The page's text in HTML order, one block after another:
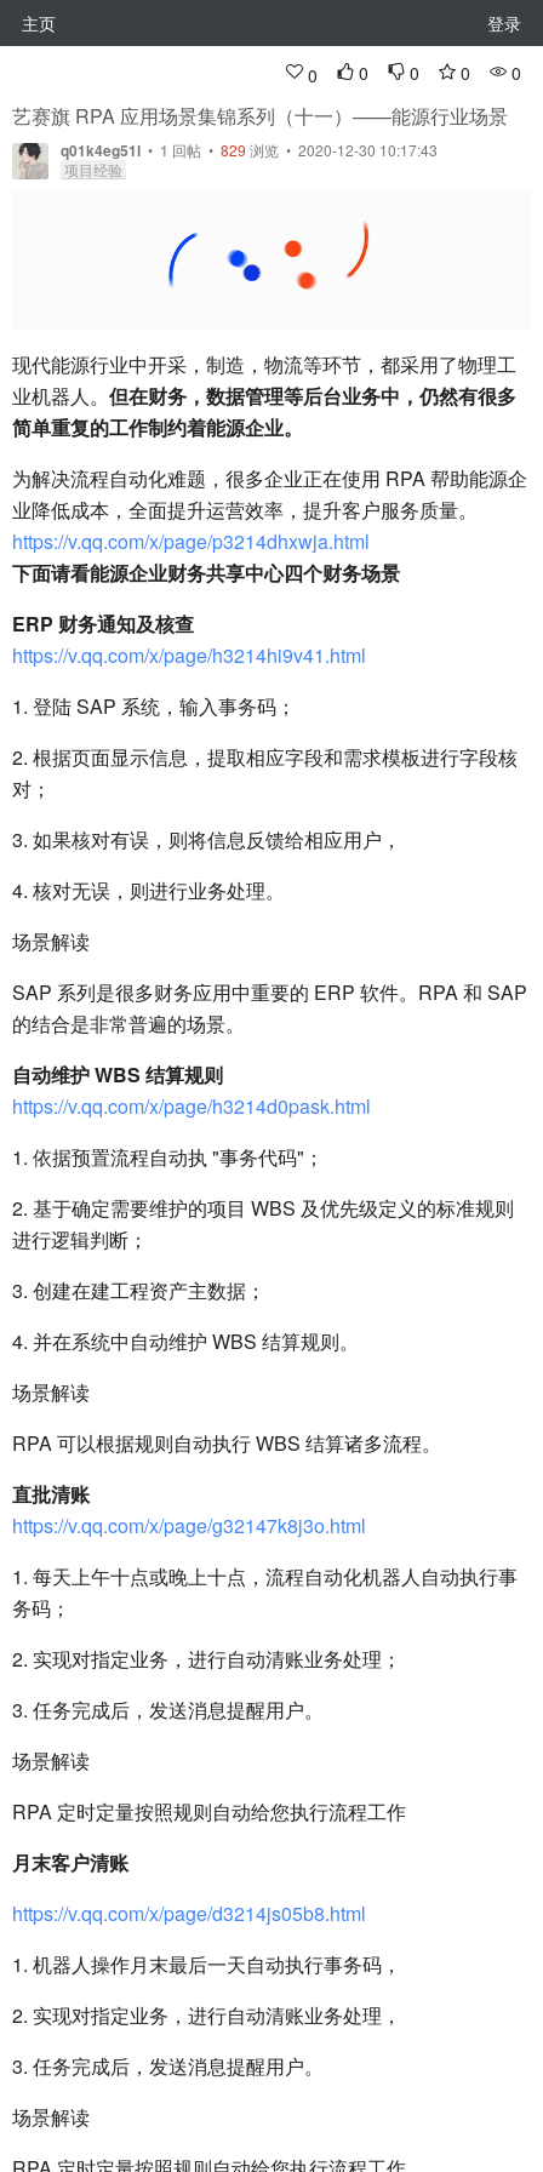
主页 登录
0 0 0 0 0
艺赛旗 RPA 应用场景集锦系列（十一）——能源行业场景
q01k4eg51l • 1 回帖 • 829 浏览 • 2020-12-30 10:17:43
项目经验
现代能源行业中开采，制造，物流等环节，都采用了物理工
业机器人。 但在财务，数据管理等后台业务中，仍然有很多
简单重复的工作制约着能源企业。
为解决流程自动化难题，很多企业正在使用 RPA 帮助能源企
业降低成本，全面提升运营效率，提升客户服务质量。
https://v.qq.com/x/page/p3214dhxwja.html
下面请看能源企业财务共享中心四个财务场景
ERP 财务通知及核查
https://v.qq.com/x/page/h3214hi9v41.html
1. 登陆 SAP 系统，输入事务码；
2. 根据页面显示信息，提取相应字段和需求模板进行字段核
对；
3. 如果核对有误，则将信息反馈给相应用户，
4. 核对无误，则进行业务处理。
场景解读
SAP 系列是很多财务应用中重要的 ERP 软件。RPA 和 SAP
的结合是非常普遍的场景。
自动维护 WBS 结算规则
https://v.qq.com/x/page/h3214d0pask.html
1. 依据预置流程自动执 "事务代码"；
2. 基于确定需要维护的项目 WBS 及优先级定义的标准规则
进行逻辑判断；
3. 创建在建工程资产主数据；
4. 并在系统中自动维护 WBS 结算规则。
场景解读
RPA 可以根据规则自动执行 WBS 结算诸多流程。
直批清账
https://v.qq.com/x/page/g32147k8j3o.html
1. 每天上午十点或晚上十点，流程自动化机器人自动执行事
务码；
2. 实现对指定业务，进行自动清账业务处理；
3. 任务完成后，发送消息提醒用户。
场景解读
RPA 定时定量按照规则自动给您执行流程工作
月末客户清账
https://v.qq.com/x/page/d3214js05b8.html
1. 机器人操作月末最后一天自动执行事务码，
2. 实现对指定业务，进行自动清账业务处理，
3. 任务完成后，发送消息提醒用户。
场景解读